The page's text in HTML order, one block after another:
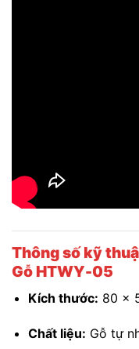
Thông số kỹ
Gỗ HTWY-05
Kích thước: 80 x
Chất liệu: Gỗ tự